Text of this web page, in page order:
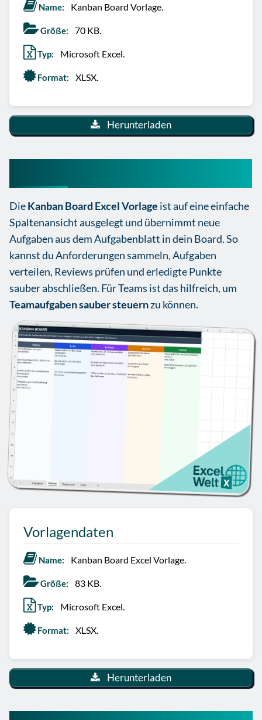
Name: Kanban Board Vorlage.
Größe: 70 KB.
Typ: Microsoft Excel.
Format: XLSX.
Herunterladen
DieKanban Board Excel Vorlage ist auf eine einfache
Spaltenansicht ausgelegt und übernimmt neue
Aufgaben aus dem Aufgabenblatt in dein Board. So
kannst du Anforderungen sammeln, Aufgaben
verteilen, Reviews prüfen und erledigte Punkte
sauber abschließen. Für Teams ist das hilfreich, um
Teamaufgaben sauber steuernzu können.
Vorlagendaten
Name: Kanban Board Excel Vorlage.
Größe: 83 KB.
Typ: Microsoft Excel.
Format: XLSX.
Herunterladen